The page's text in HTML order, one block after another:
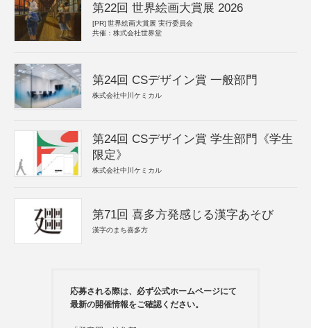
第22回 世界絵画大賞展 2026
[PR] 世界絵画大賞展 実行委員会
共催：株式会社世界堂
第24回 CSデザイン賞 一般部門
株式会社中川ケミカル
第24回 CSデザイン賞 学生部門《学生
限定》
株式会社中川ケミカル
第71回 喜多方発感じる漢字あそび
漢字のまち喜多方
応募される際は、必ず公式ホームページにて
最新の開催情報をご確認ください。